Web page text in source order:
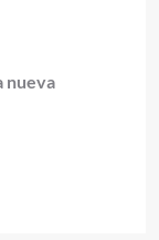
nueva